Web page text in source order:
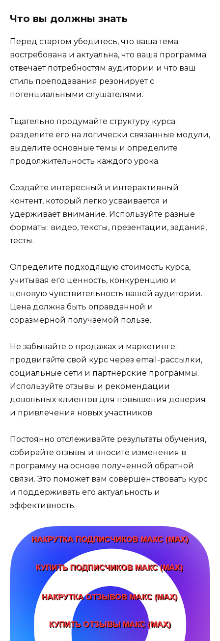
Что вы должны знать
Перед стартом убедитесь, что ваша тема
востребована и актуальна, что ваша программа
отвечает потребностям аудитории и что ваш
стиль преподавания резонирует с
потенциальными слушателями.
Тщательно продумайте структуру курса:
разделите его на логически связанные модули,
выделите основные темы и определите
продолжительность каждого урока.
Создайте интересный и интерактивный
контент, который легко усваивается и
удерживает внимание. Используйте разные
форматы: видео, тексты, презентации, задания,
тесты.
Определите подходящую стоимость курса,
учитывая его ценность, конкуренцию и
ценовую чувствительность вашей аудитории.
Цена должна быть оправданной и
соразмерной получаемой пользе.
Не забывайте о продажах и маркетинге:
продвигайте свой курс через email-рассылки,
социальные сети и партнёрские программы.
Используйте отзывы и рекомендации
довольных клиентов для повышения доверия
и привлечения новых участников.
Постоянно отслеживайте результаты обучения,
собирайте отзывы и вносите изменения в
программу на основе полученной обратной
связи. Это поможет вам совершенствовать курс
и поддерживать его актуальность и
эффективность.